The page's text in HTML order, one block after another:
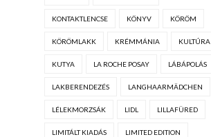
KONTAKTLENCSE KÖNYV KÖRÖM
KÖRÖMLAKK KRÉMMÁNIA KULTÚRA
KUTYA LA ROCHE POSAY LÁBÁPOLÁS
LAKBERENDEZÉS LANGHAARMÄDCHEN
LÉLEKMORZSÁK LIDL LILLAFÜRED
LIMITÁLT KIADÁS LIMITED EDITION